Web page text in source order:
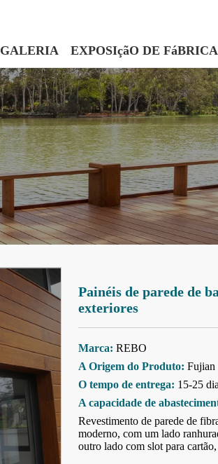
GALERIA EXPOSIçãO DE FáBRICA
Painéis de parede de
exteriores
Marca: REBO
A Origem do Produto: Fujian
O tempo de entrega: 15-25
A capacidade de
Revestimento de parede de
moderno, com um lado
outro lado com slot para